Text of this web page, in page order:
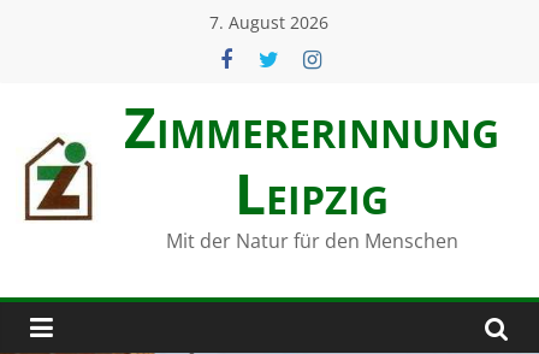
7. August 2026
Zimmerer­innung
Leipzig
Mit der Natur für den Menschen